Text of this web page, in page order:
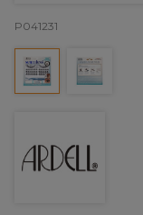
P041231